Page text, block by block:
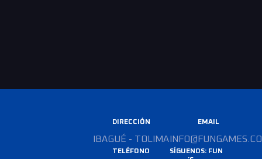
DIRECCIÓN
IBAGUÉ - TOLIMA
TELÉFONO
EMAIL
SÍGUENOS: FUN